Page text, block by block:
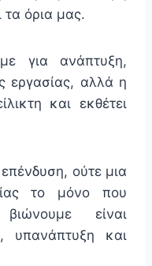
τα όρια μας.
για ανάπτυξη,
εργασίας, αλλά η
και εκθέτει
ούτε μια
το μόνο που
είναι
υπανάπτυξη και